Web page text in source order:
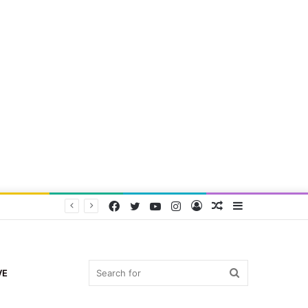
Random
Log
Instagram
YouTube
Twitter
Facebook